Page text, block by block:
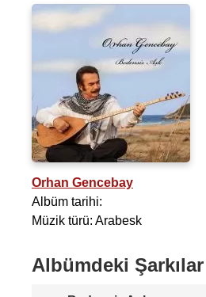
Orhan Gencebay
Albüm tarihi:
Müzik türü: Arabesk
Albümdeki Şarkılar